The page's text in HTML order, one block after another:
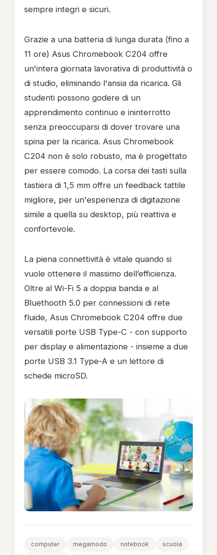
sempre integri e sicuri.
Grazie a una batteria di lunga durata (fino a
11 ore) Asus Chromebook C204 offre
un'intera giornata lavorativa di produttività o
di studio, eliminando l'ansia da ricarica. Gli
studenti possono godere di un
apprendimento continuo e ininterrotto
senza preoccuparsi di dover trovare una
spina per la ricarica. Asus Chromebook
C204 non è solo robusto, ma è progettato
per essere comodo. La corsa dei tasti sulla
tastiera di 1,5 mm offre un feedback tattile
migliore, per un'esperienza di digitazione
simile a quella su desktop, più reattiva e
confortevole.
La piena connettività è vitale quando si
vuole ottenere il massimo dell’efficienza.
Oltre al Wi-Fi 5 a doppia banda e al
Bluethooth 5.0 per connessioni di rete
fluide, Asus Chromebook C204 offre due
versatili porte USB Type-C - con supporto
per display e alimentazione - insieme a due
porte USB 3.1 Type-A e un lettore di
schede microSD.
computer megamodo notebook scuola